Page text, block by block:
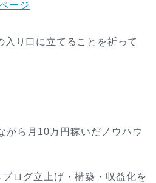
ージ
入り口に立てることを祈って
がら月10万円稼いだノウハウ
ログ立上げ・構築・収益化を